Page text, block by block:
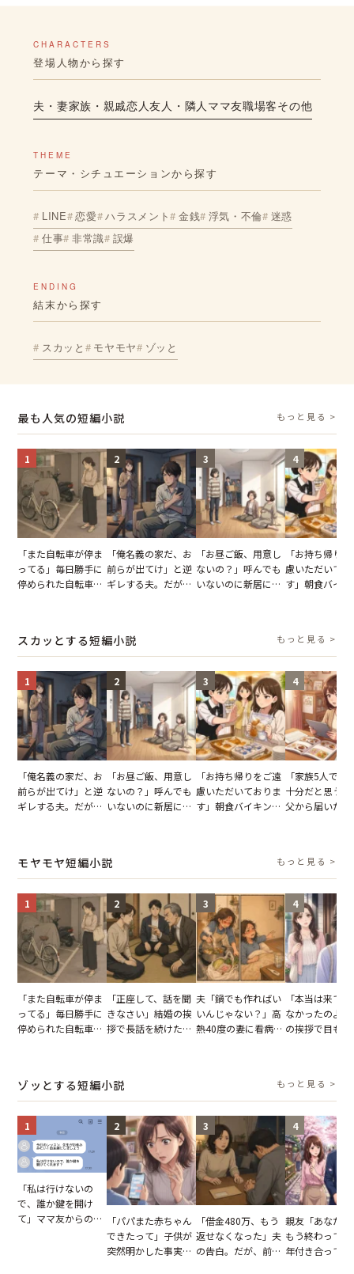
CHARACTERS
登場人物から探す
夫・妻家族・親戚恋人友人・隣人 ママ友職場客その他
THEME
テーマ・シチュエーションから探す
LINE 恋愛 ハラスメント 金銭 浮気・不倫 迷惑
仕事 非常識 誤爆
ENDING
結末から探す
スカッと モヤモヤ ゾッと
最も人気の短編小説 もっと見る >
1
「また自転車が停ま
ってる」毎日勝手に
停められた自転車。
2
「俺名義の家だ、お
前らが出てけ」と逆
ギレする夫。だが、
3
「お昼ご飯、用意し
ないの？」呼んでも
いないのに新居にあ
4
「お持ち帰り
慮いただいて
す」朝食バイ
が一変
スカッとする短編小説 もっと見る >
1
「俺名義の家だ、お
前らが出てけ」と逆
ギレする夫。だが、
2
「お昼ご飯、用意し
ないの？」呼んでも
いないのに新居にあ
3
「お持ち帰りをご遠
慮いただいておりま
す」朝食バイキング
4
「家族5人で3
十分だと思う
父から届いたご
モヤモヤ短編小説 もっと見る >
1
「また自転車が停ま
ってる」毎日勝手に
停められた自転車。
2
「正座して、話を聞
きなさい」結婚の挨
拶で長話を続けた義
3
夫「鍋でも作ればい
いんじゃない？」高
熱40度の妻に看病な
4
「本当は来て
なかったのよ
の挨拶で目も
ゾッとする短編小説 もっと見る >
1
「私は行けないの
で、誰か鍵を開け
て」ママ友からの
2
「パパまた赤ちゃん
できたって」子供が
突然明かした事実。
3
「借金480万、もう
返せなくなった」夫
の告白。だが、前日
4
親友「あなた
もう終わって
年付き合って